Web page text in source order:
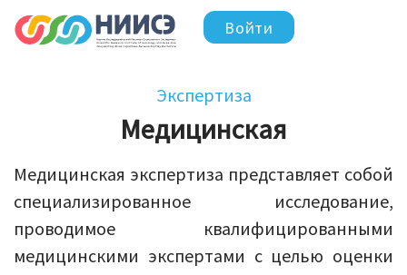
Войти
Экспертиза
Медицинская
Медицинская экспертиза представляет собой
специализированное исследование,
проводимое квалифицированными
медицинскими экспертами с целью оценки